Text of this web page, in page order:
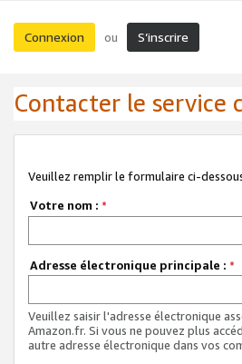
Connexion ou S’inscrire
Contacter le service
Veuillez remplir le formulaire ci-
Votre nom : *
Adresse électronique principale : *
Veuillez saisir l'adresse électronique
Amazon.fr. Si vous ne pouvez plus
autre adresse électronique dans vos